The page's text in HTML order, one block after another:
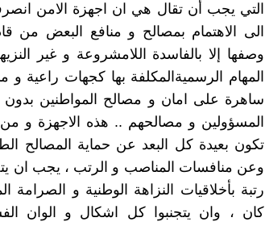
التي يجب أن تقال هي ان اجهزة الامن
الى الاهتمام بمصالح و منافع البعض من
وصفها إلا بالفاسدة اللامشروعة و غير
المهام الرسميةالمكلفة بها كجهات راعية
ساهرة على امان و مصالح المواطنين
المسؤولين و مصالحهم .. هذه الاجهزة و
تكون بعيدة كل البعد عن حماية المصالح
وعن منافسات المناصب و الرتب ، يجب ان
رتبة بأخلاقيات النزاهة الوطنية و
كان ، وان يتجنبوا كل اشكال و الوان